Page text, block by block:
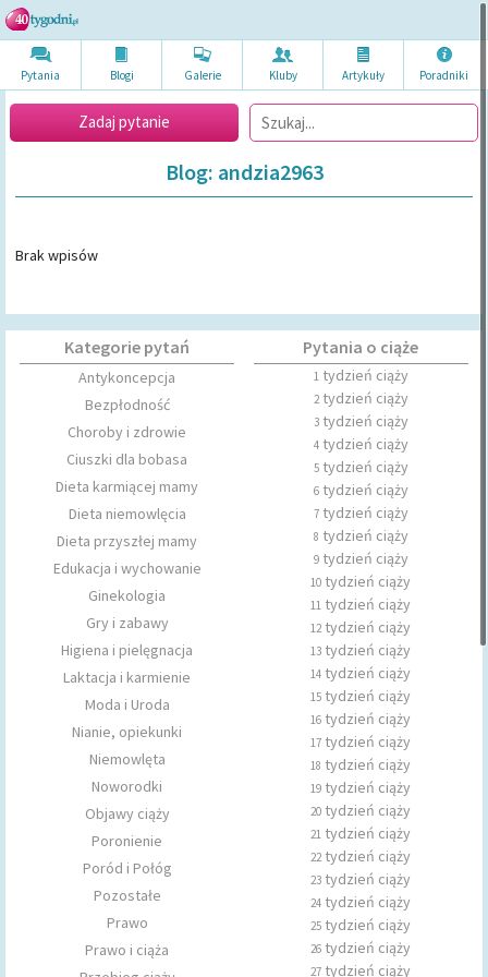
Pytania Blogi Galerie Kluby Artykuły Poradniki
Zadaj pytanie
Blog: andzia2963
Brak wpisów
Kategorie pytań
Antykoncepcja
Bezpłodność
Choroby i zdrowie
Ciuszki dla bobasa
Dieta karmiącej mamy
Dieta niemowlęcia
Dieta przyszłej mamy
Edukacja i wychowanie
Ginekologia
Gry i zabawy
Higiena i pielęgnacja
Laktacja i karmienie
Moda i Uroda
Nianie, opiekunki
Niemowlęta
Noworodki
Objawy ciąży
Poronienie
Poród i Połóg
Pozostałe
Prawo
Prawo i ciąża
Pytania o ciąże
1tydzień ciąży
2tydzień ciąży
3tydzień ciąży
4tydzień ciąży
5tydzień ciąży
6tydzień ciąży
7tydzień ciąży
8 tydzień ciąży
9tydzień ciąży
10 tydzień ciąży
11 tydzień ciąży
12tydzień ciąży
13 tydzień ciąży
14 tydzień ciąży
15 tydzień ciąży
16 tydzień ciąży
17 tydzień ciąży
18 tydzień ciąży
19 tydzień ciąży
20 tydzień ciąży
21 tydzień ciąży
22tydzień ciąży
23 tydzień ciąży
24 tydzień ciąży
25 tydzień ciąży
26 tydzień ciąży
27 tydzień ciąży